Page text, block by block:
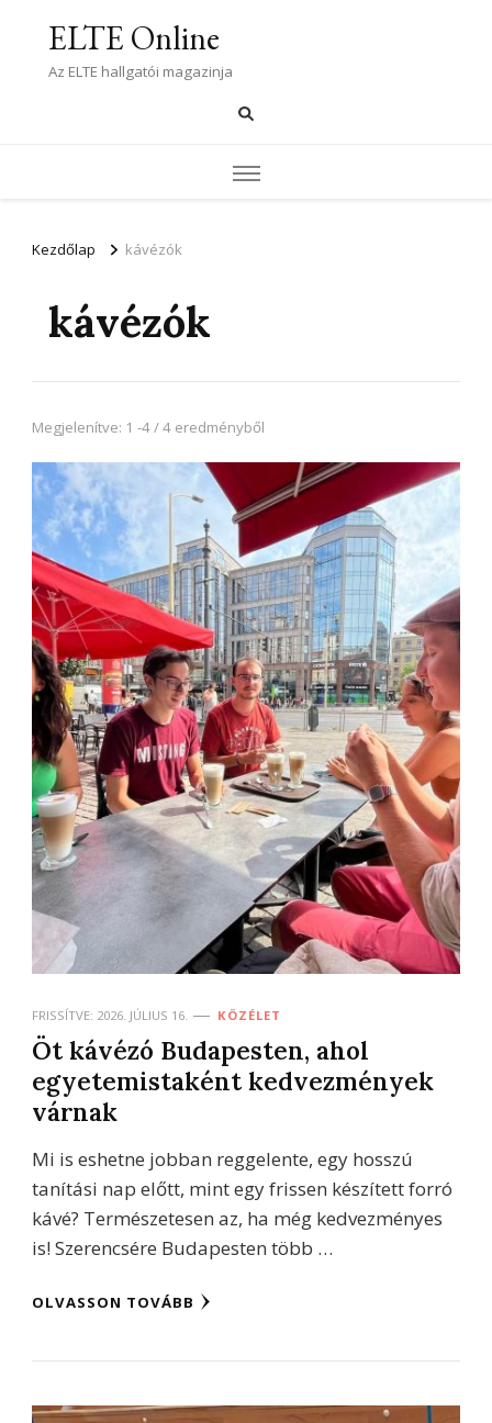
ELTE Online
Az ELTE hallgatói magazinja
Kezdőlap kávézók
kávézók
Megjelenítve: 1 -4 / 4 eredményből
FRISSÍTVE: 2026. JÚLIUS 16. KÖZÉLET
Öt kávézó Budapesten, ahol
egyetemistaként kedvezmények
várnak
Mi is eshetne jobban reggelente, egy hosszú
tanítási nap előtt, mint egy frissen készített forró
kávé? Természetesen az, ha még kedvezményes
is! Szerencsére Budapesten több …
OLVASSON TOVÁBB